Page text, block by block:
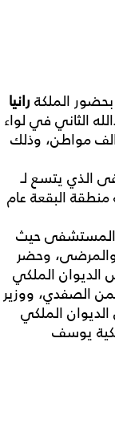
بحضور الملكة رانيا
الثاني في لواء
الباشا ليقدم الرعاية الصحية لنحو 300 الف مواطن، وذلك
الذي يتسع لـ
منطقة البقعة عام
المستشفى حيث
وحضر
الديوان الملكي
الصفدي، ووزير
الملكي
يوسف